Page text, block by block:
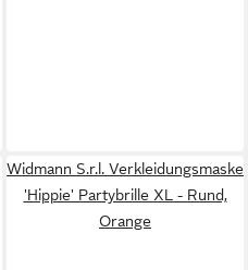
Widmann S.r.l. Verkleidungsmaske
'Hippie' Partybrille XL - Rund,
Orange